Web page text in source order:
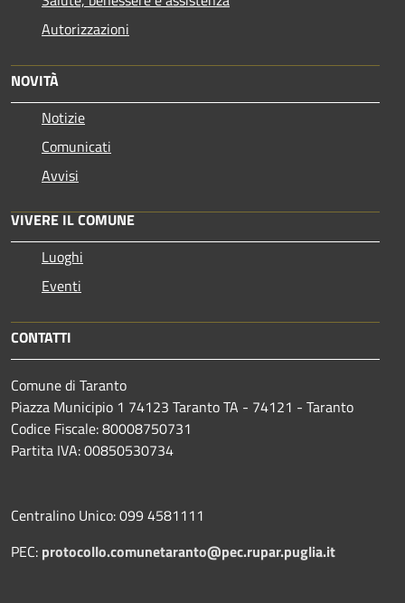
Autorizzazioni
NOVITÀ
Notizie
Comunicati
Avvisi
VIVERE IL COMUNE
Luoghi
Eventi
CONTATTI
Comune di Taranto
Piazza Municipio 1 74123 Taranto TA - 74121 - Taranto
Codice Fiscale: 80008750731
Partita IVA: 00850530734
Centralino Unico: 099 4581111
PEC: protocollo.comunetaranto@pec.rupar.puglia.it